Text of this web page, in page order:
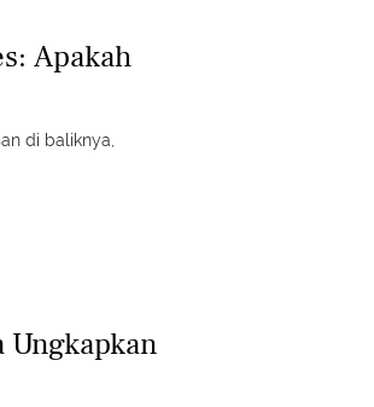
Apakah
di baliknya,
Ungkapkan